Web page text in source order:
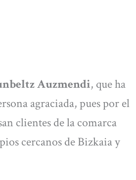
Auzmendi, que ha
agraciada, pues por el
clientes de la comarca
cercanos de Bizkaia y